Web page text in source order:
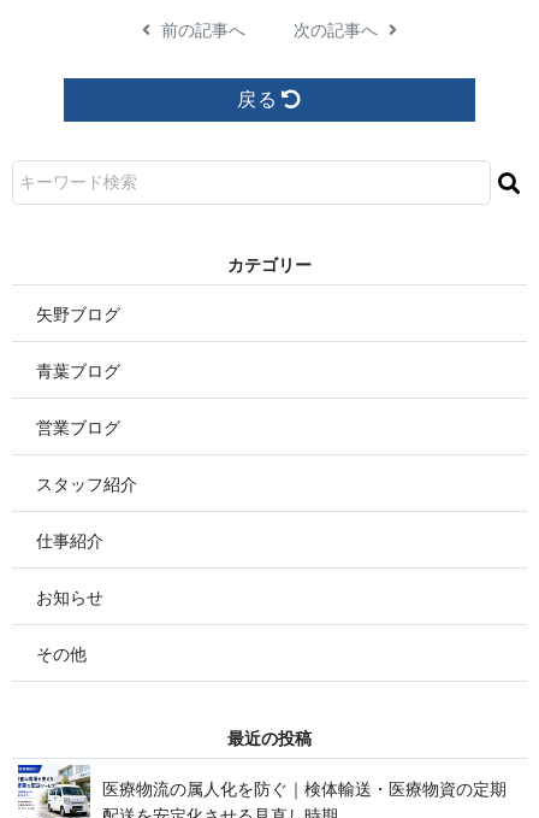
前の記事へ 次の記事へ
戻る
カ テ ゴ リ ー
矢野ブログ
青葉ブログ
営業ブログ
スタッフ紹介
仕事紹介
お知らせ
その他
最 近 の 投 稿
医療物流の属人化を防ぐ｜検体輸送・医療物資の定期